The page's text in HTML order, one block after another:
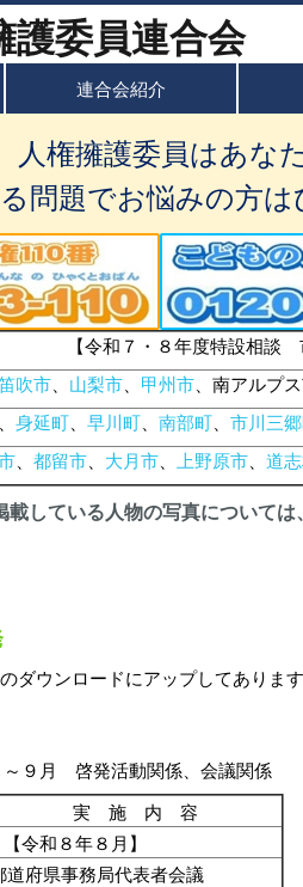
連合会紹介
人権擁護委員はあな
問題でお悩みの方
【令和７・８年度特設相談
吹市 山梨市 甲州市 、南アルプ
身延町 早川町 南部町
市川三
都留市 大月市 上野原市 道
載している人物の写真について
ダウンロードにアップしてありま
～９月 啓発活動関係、会議関係
実 施 内 容
【令和８年８月】
道府県事務局代表者会議